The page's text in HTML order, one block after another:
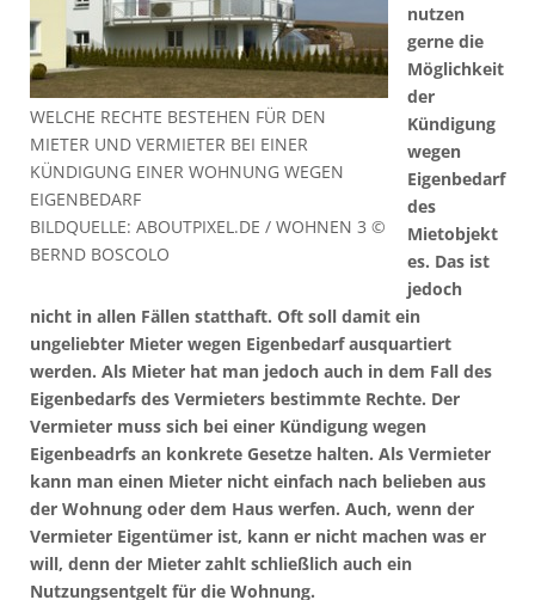
WELCHE RECHTE BESTEHEN FÜR DEN
MIETER UND VERMIETER BEI EINER
KÜNDIGUNG EINER WOHNUNG WEGEN
EIGENBEDARF
BILDQUELLE: ABOUTPIXEL.DE / WOHNEN 3 ©
BERND BOSCOLO
nutzen
gerne die
Möglichkeit
der
Kündigung
wegen
Eigenbedarf
des
Mietobjekt
es. Das ist
jedoch
nicht in allen Fällen statthaft. Oft soll damit ein
ungeliebter Mieter wegen Eigenbedarf ausquartiert
werden. Als Mieter hat man jedoch auch in dem Fall des
Eigenbedarfs des Vermieters bestimmte Rechte. Der
Vermieter muss sich bei einer Kündigung wegen
Eigenbeadrfs an konkrete Gesetze halten. Als Vermieter
kann man einen Mieter nicht einfach nach belieben aus
der Wohnung oder dem Haus werfen. Auch, wenn der
Vermieter Eigentümer ist, kann er nicht machen was er
will, denn der Mieter zahlt schließlich auch ein
Nutzungsentgelt für die Wohnung.